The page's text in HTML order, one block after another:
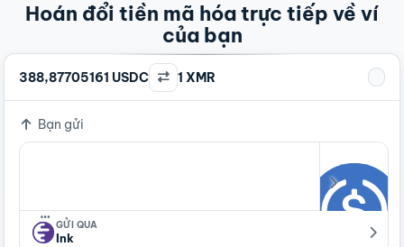
Hoán đổi tiền mã hóa trực tiếp về ví
của bạn
388,87705161 USDC 1 XMR
Bạn gửi
…
GỬI QUA
Ink